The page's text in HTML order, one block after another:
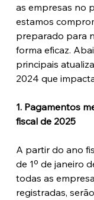
as empresas no
estamos
preparado para
forma eficaz.
principais
2024 que
1. Pagamentos
fiscal de 2025
A partir do ano
de 1º de janeiro
todas as
registradas,